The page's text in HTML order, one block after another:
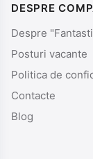
DESPRE
Despre
Posturi vacante
Politica de
Contacte
Blog